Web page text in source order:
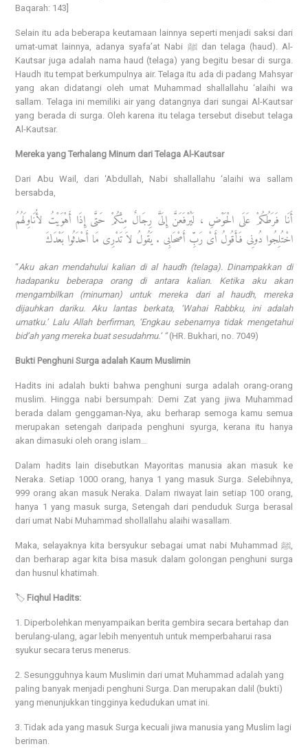
Baqarah: 143]
Selain itu ada beberapa keutamaan lainnya seperti menjadi saksi dari
umat-umat lainnya, adanya syafa’at Nabi ﷺ dan telaga (haud). Al-
Kautsar juga adalah nama haud (telaga) yang begitu besar di surga.
Haudh itu tempat berkumpulnya air. Telaga itu ada di padang Mahsyar
yang akan didatangi oleh umat Muhammad shallallahu ‘alaihi wa
sallam. Telaga ini memiliki air yang datangnya dari sungai Al-Kautsar
yang berada di surga. Oleh karena itu telaga tersebut disebut telaga
Al-Kautsar.
Mereka yang Terhalang Minum dari Telaga Al-Kautsar
Dari Abu Wail, dari ‘Abdullah, Nabi shallallahu ‘alaihi wa sallam
bersabda,
أَنَا فَرَطُكُمْ عَلَى الْحَوْضِ ، لَيُرْفَعَنَّ إِلَىَّ رِجَالٌ مِنْكُمْ حَتَّى إِذَا أَهْوَيْتُ لأُنَاوِلَهُمُ
اخْتُلِجُوا دُونِى فَأَقُولُ أَىْ رَبِّ أَصْحَابِى . يَقُولُ لاَ تَدْرِى مَا أَحْدَثُوا بَعْدَكَ
“Aku akan mendahului kalian di al haudh (telaga). Dinampakkan di
hadapanku beberapa orang di antara kalian. Ketika aku akan
mengambilkan (minuman) untuk mereka dari al haudh, mereka
dijauhkan dariku. Aku lantas berkata, ‘Wahai Rabbku, ini adalah
umatku.’ Lalu Allah berfirman, ‘Engkau sebenarnya tidak mengetahui
bid’ah yang mereka buat sesudahmu.’ ”(HR. Bukhari, no. 7049)
Bukti Penghuni Surga adalah Kaum Muslimin
Hadits ini adalah bukti bahwa penghuni surga adalah orang-orang
muslim. Hingga nabi bersumpah: Demi Zat yang jiwa Muhammad
berada dalam genggaman-Nya, aku berharap semoga kamu semua
merupakan setengah daripada penghuni syurga, kerana itu hanya
akan dimasuki oleh orang islam…
Dalam hadits lain disebutkan Mayoritas manusia akan masuk ke
Neraka. Setiap 1000 orang, hanya 1 yang masuk Surga. Selebihnya,
999 orang akan masuk Neraka. Dalam riwayat lain setiap 100 orang,
hanya 1 yang masuk surga, Setengah dari penduduk Surga berasal
dari umat Nabi Muhammad shollallahu alaihi wasallam.
Maka, selayaknya kita bersyukur sebagai umat nabi Muhammad ﷺ,
dan berharap agar kita bisa masuk dalam golongan penghuni surga
dan husnul khatimah.
🏷️ Fiqhul Hadits:
1. Diperbolehkan menyampaikan berita gembira secara bertahap dan
berulang-ulang, agar lebih menyentuh untuk memperbaharui rasa
syukur secara terus menerus.
2. Sesungguhnya kaum Muslimin dari umat Muhammad adalah yang
paling banyak menjadi penghuni Surga. Dan merupakan dalil (bukti)
yang menunjukkan tingginya kedudukan umat ini.
3. Tidak ada yang masuk Surga kecuali jiwa manusia yang Muslim lagi
beriman.